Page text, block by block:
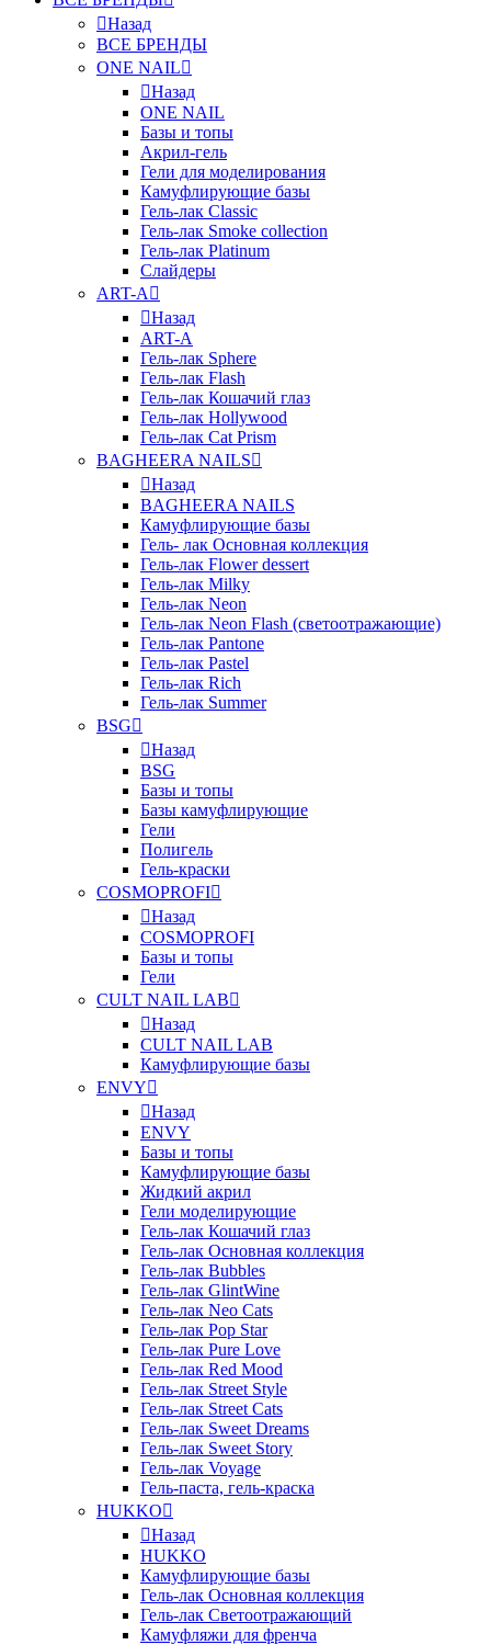
Назад
ВСЕ БРЕНДЫ
ONE NAIL
Назад
ONE NAIL
Базы и топы
Акрил-гель
Гели для моделирования
Камуфлирующие базы
Гель-лак Classic
Гель-лак Smoke collection
Гель-лак Platinum
Слайдеры
ART-A
Назад
ART-A
Гель-лак Sphere
Гель-лак Flash
Гель-лак Кошачий глаз
Гель-лак Hollywood
Гель-лак Cat Prism
BAGHEERA NAILS
Назад
BAGHEERA NAILS
Камуфлирующие базы
Гель- лак Основная коллекция
Гель-лак Flower dessert
Гель-лак Milky
Гель-лак Neon
Гель-лак Neon Flash (светоотражающие)
Гель-лак Pantone
Гель-лак Pastel
Гель-лак Rich
Гель-лак Summer
BSG
Назад
BSG
Базы и топы
Базы камуфлирующие
Гели
Полигель
Гель-краски
COSMOPROFI
Назад
COSMOPROFI
Базы и топы
Гели
CULT NAIL LAB
Назад
CULT NAIL LAB
Камуфлирующие базы
ENVY
Назад
ENVY
Базы и топы
Камуфлирующие базы
Жидкий акрил
Гели моделирующие
Гель-лак Кошачий глаз
Гель-лак Основная коллекция
Гель-лак Bubbles
Гель-лак GlintWine
Гель-лак Neo Cats
Гель-лак Pop Star
Гель-лак Pure Love
Гель-лак Red Mood
Гель-лак Street Style
Гель-лак Street Cats
Гель-лак Sweet Dreams
Гель-лак Sweet Story
Гель-лак Voyage
Гель-паста, гель-краска
HUKKO
Назад
HUKKO
Камуфлирующие базы
Гель-лак Основная коллекция
Гель-лак Светоотражающий
Камуфляжи для френча